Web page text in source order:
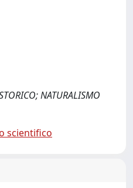
NATURALISMO
scientifico